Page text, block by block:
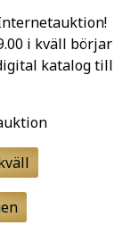
i kväll börjar
katalog till